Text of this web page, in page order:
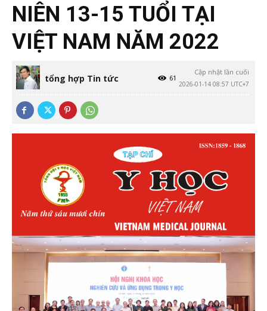
NIÊN 13-15 TUỔI TẠI
VIỆT NAM NĂM 2022
tổng hợp Tin tức
Cập nhật lần cuối
2026-01-14 08:57 UTC+7
61